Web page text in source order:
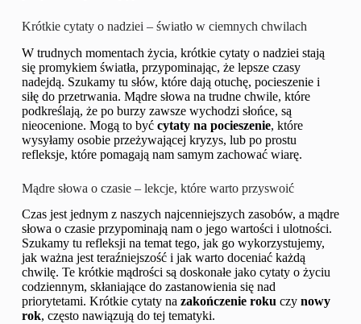
Krótkie cytaty o nadziei – światło w ciemnych chwilach
W trudnych momentach życia, krótkie cytaty o nadziei stają
się promykiem światła, przypominając, że lepsze czasy
nadejdą. Szukamy tu słów, które dają otuchę, pocieszenie i
siłę do przetrwania. Mądre słowa na trudne chwile, które
podkreślają, że po burzy zawsze wychodzi słońce, są
nieocenione. Mogą to być cytaty na pocieszenie, które
wysyłamy osobie przeżywającej kryzys, lub po prostu
refleksje, które pomagają nam samym zachować wiarę.
Mądre słowa o czasie – lekcje, które warto przyswoić
Czas jest jednym z naszych najcenniejszych zasobów, a mądre
słowa o czasie przypominają nam o jego wartości i ulotności.
Szukamy tu refleksji na temat tego, jak go wykorzystujemy,
jak ważna jest teraźniejszość i jak warto doceniać każdą
chwilę. Te krótkie mądrości są doskonałe jako cytaty o życiu
codziennym, skłaniające do zastanowienia się nad
priorytetami. Krótkie cytaty na zakończenie rokuczy nowy
rok, często nawiązują do tej tematyki.